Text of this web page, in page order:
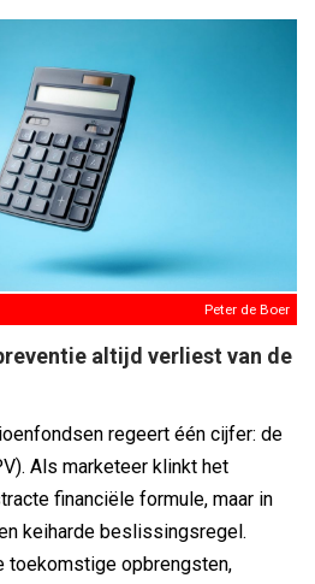
Peter de Boer
altijd verliest van de
regeert één cijfer: de
Als marketeer klinkt het
financiële formule, maar in
keiharde beslissingsregel.
toekomstige opbrengsten,